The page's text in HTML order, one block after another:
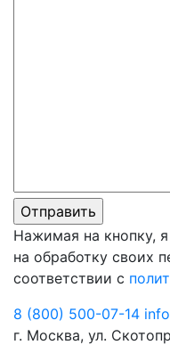
Нажимая на кнопку,
на обработку своих
соответствии с
8 (800) 500-07-14
г. Москва, ул.